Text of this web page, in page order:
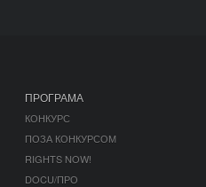
ПРОГРАМА
КОНКУРС
ПОЗА КОНКУРСОМ
RIGHTS NOW!
DOCU/ПРО